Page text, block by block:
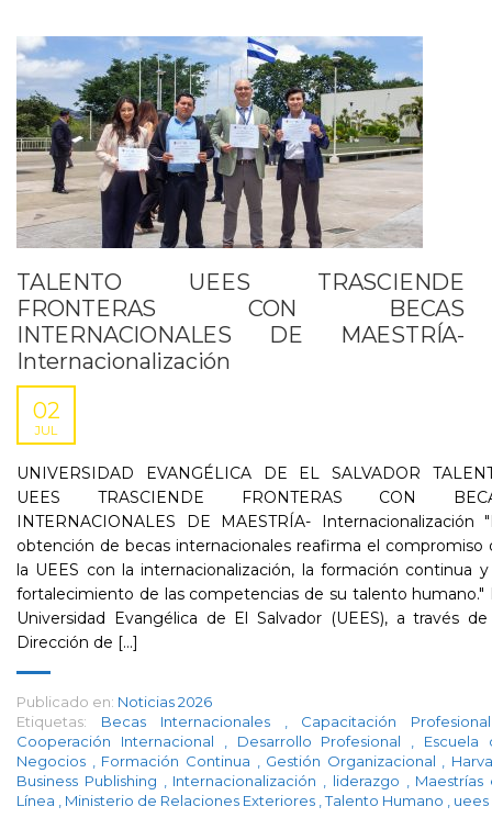
TALENTO UEES TRASCIENDE
FRONTERAS CON BECAS
INTERNACIONALES DE MAESTRÍA-
Internacionalización
02
JUL
UNIVERSIDAD EVANGÉLICA DE EL SALVADOR
UEES TRASCIENDE FRONTERAS CON
INTERNACIONALES DE MAESTRÍA- Internacionalización
obtención de becas internacionales reafirma el compromiso
la UEES con la internacionalización, la formación continua
fortalecimiento de las competencias de su talento humano."
Universidad Evangélica de El Salvador (UEES), a través
Dirección de [...]
Publicado en: Noticias 2026
Etiquetas:
Becas Internacionales
Capacitación
Cooperación Internacional
Desarrollo Profesional
Escuela
Negocios
Formación Continua Gestión Organizacional
Business Publishing
Internacionalización liderazgo
Maestrías
Línea
Ministerio de Relaciones Exteriores Talento Humano uees